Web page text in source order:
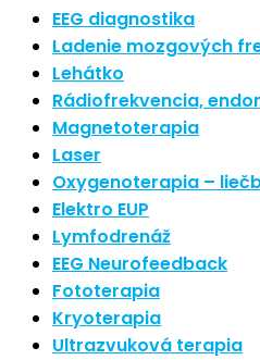
EEG diagnostika
Ladenie mozgových
Lehátko
Rádiofrekvencia,
Magnetoterapia
Laser
Oxygenoterapia –
Elektro EUP
Lymfodrenáž
EEG Neurofeedback
Fototerapia
Kryoterapia
Ultrazvuková terapia
Nové polarizované svetlo
So psoriázou netreba žiť
Rozšírenie služieb
Hudba a vývoj mozgu
Najnovšie komentáre
Žiadne komentáre na zobrazenie.
Archív
september 2021
apríl 2021
august 2020